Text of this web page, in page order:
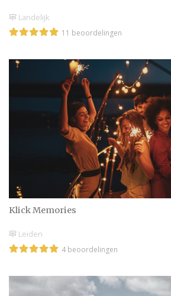
Landelijk
11 beoordelingen
Klick Memories
Leiden
4 beoordelingen